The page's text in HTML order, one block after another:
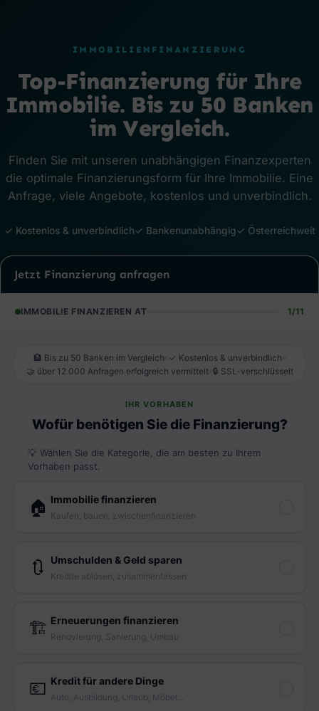
IMMOBILIENFINANZIERUNG
Top-Finanzierung für Ihre
Immobilie. Bis zu 50 Banken
im Vergleich.
Finden Sie mit unseren unabhängigen Finanzexperten
die optimale Finanzierungsform für Ihre Immobilie. Eine
Anfrage, viele Angebote, kostenlos und unverbindlich.
✓ Kostenlos & unverbindlich✓ Bankenunabhängig✓ Österreichweit
Jetzt Finanzierung anfragen